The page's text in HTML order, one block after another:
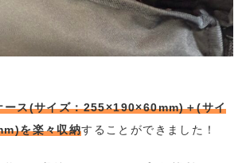
ース(サイズ：255×190×60mm)＋(サイ
を楽々収納することができました！